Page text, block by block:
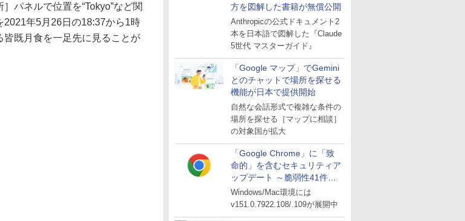
方を図解した書籍が無償公開
Anthropicの公式ドキュメント2
本を日本語で図解した『Claude
5世代 マスターガイド』
「Google マップ」でGemini
とのチャットで場所を探せる
機能が日本で提供開始
自然な会話形式で複雑な条件の
場所を探せる［マップに相談］
の対象国が拡大
「Google Chrome」に「致
命的」を含むセキュリティア
ップデート ～脆弱性41件に
対処
Windows/Mac環境には
v151.0.7922.108/.109が展開中
パネルで位置を“Tokyo”など関
年5月26日の18:37から1時
既月食を一足先に見ることが